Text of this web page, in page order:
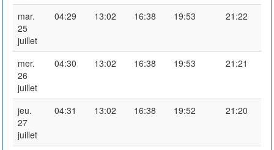
mar.
25
juillet
04:29 13:02 16:38 19:53 21:22
mer.
26
juillet
04:30 13:02 16:38 19:53 21:21
jeu.
27
juillet
04:31 13:02 16:38 19:52 21:20